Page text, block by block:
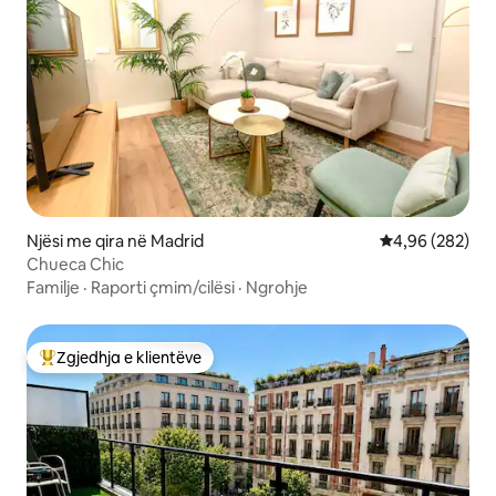
Njësi me qira në Madrid Vlerësimi
4,96 (282)
Chueca Chic
Familje · Raporti çmim/cilësi · Ngrohje
Më të mirat e zgjedhjeve të klientëve
Zgjedhja e klientëve